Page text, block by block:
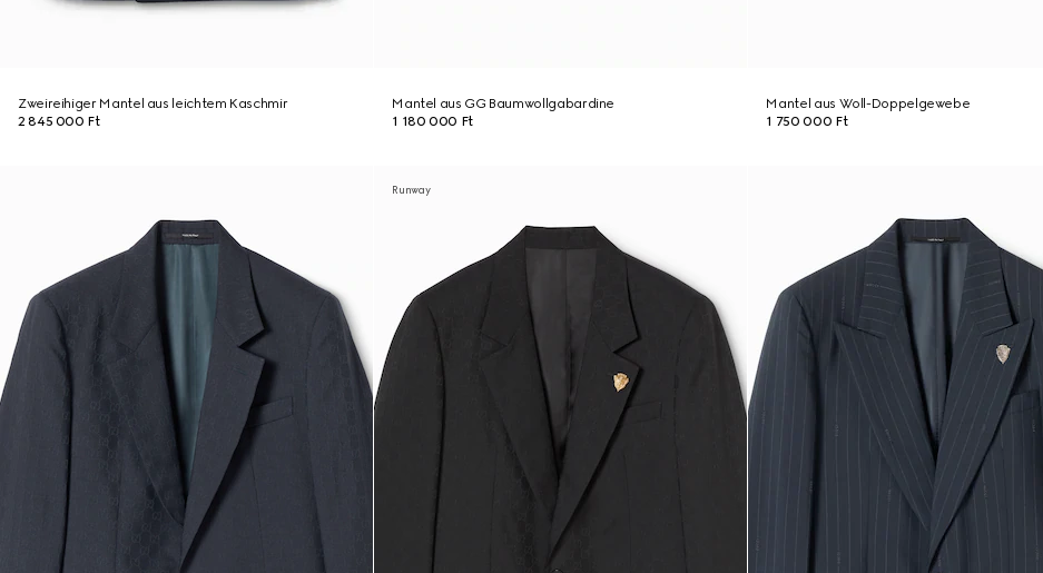
Zweireihiger Mantel aus leichtem Kaschmir
2 845 000 Ft
Mantel aus GG Baumwollgabardine
1 180 000 Ft
Mantel aus Woll-Doppelgewebe
1 750 000 Ft
Runway